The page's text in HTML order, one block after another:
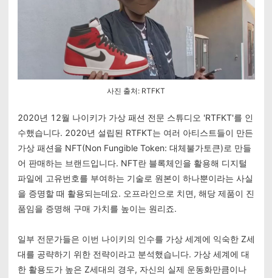
사진 출처: RTFKT
2020년 12월 나이키가 가상 패션 전문 스튜디오 'RTFKT'를 인
수했습니다. 2020년 설립된 RTFKT는 여러 아티스트들이 만든
가상 패션을 NFT(Non Fungible Token: 대체불가토큰)로 만들
어 판매하는 브랜드입니다. NFT란 블록체인을 활용해 디지털
파일에 고유번호를 부여하는 기술로 원본이 하나뿐이라는 사실
을 증명할 때 활용되는데요. 오프라인으로 치면, 해당 제품이 진
품임을 증명해 구매 가치를 높이는 원리죠.
일부 전문가들은 이번 나이키의 인수를 가상 세계에 익숙한 Z세
대를 공략하기 위한 전략이라고 분석했습니다. 가상 세계에 대
한 활용도가 높은 Z세대의 경우, 자신의 실제 운동화만큼이나